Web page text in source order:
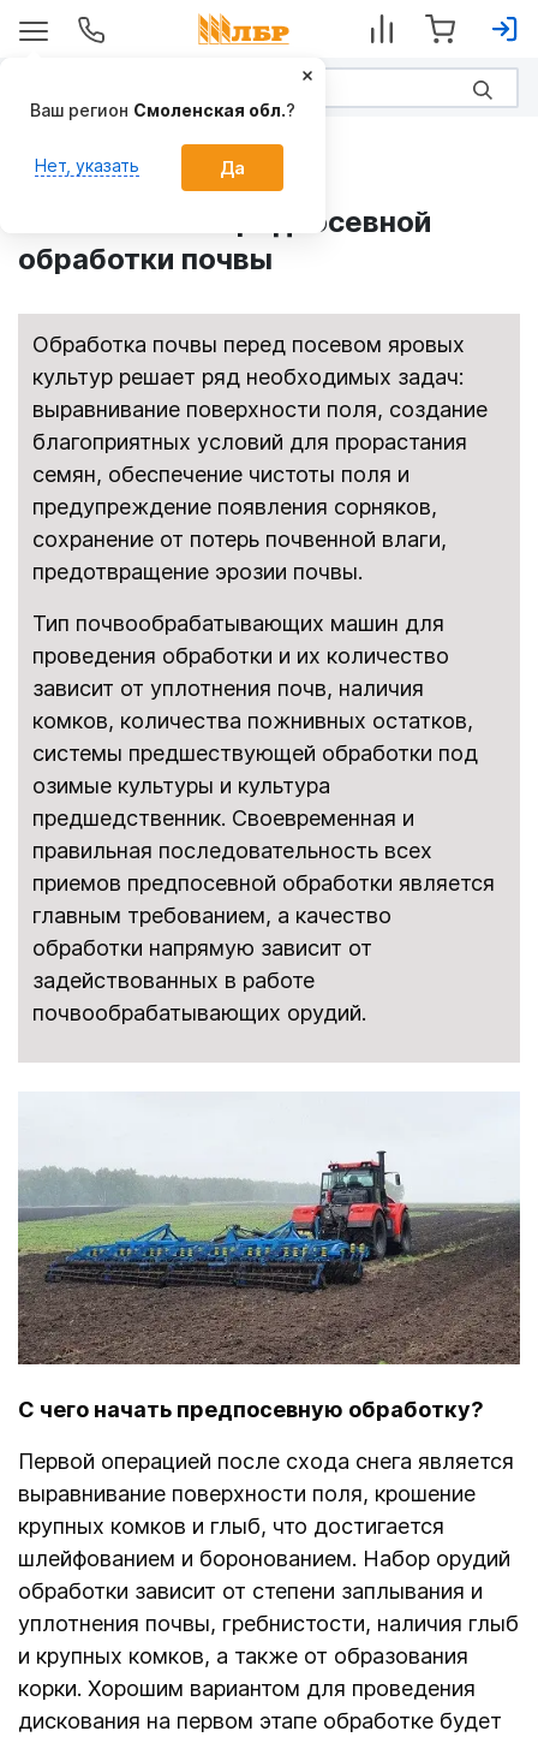
Особенности предпосевной
обработки почвы
Обработка почвы перед посевом яровых
культур решает ряд необходимых задач:
выравнивание поверхности поля, создание
благоприятных условий для прорастания
семян, обеспечение чистоты поля и
предупреждение появления сорняков,
сохранение от потерь почвенной влаги,
предотвращение эрозии почвы.
Тип почвообрабатывающих машин для
проведения обработки и их количество
зависит от уплотнения почв, наличия
комков, количества пожнивных остатков,
системы предшествующей обработки под
озимые культуры и культура
предшедственник. Своевременная и
правильная последовательность всех
приемов предпосевной обработки является
главным требованием, а качество
обработки напрямую зависит от
задействованных в работе
почвообрабатывающих орудий.
С чего начать предпосевную обработку?
Первой операцией после схода снега является
выравнивание поверхности поля, крошение
крупных комков и глыб, что достигается
шлейфованием и боронованием. Набор орудий
обработки зависит от степени заплывания и
уплотнения почвы, гребнистости, наличия глыб
и крупных комков, а также от образования
корки. Хорошим вариантом для проведения
дискования на первом этапе обработке будет